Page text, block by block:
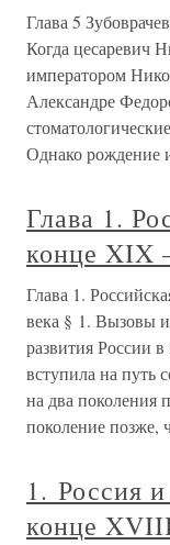
Глава 5
Когда цесаревич
императором
Александре
Однако рождение
Глава 1.
конце XIX
Глава 1.
века § 1. Вызовы
развития России
вступила на путь
на два поколения
поколение позже,
1. Россия
конце